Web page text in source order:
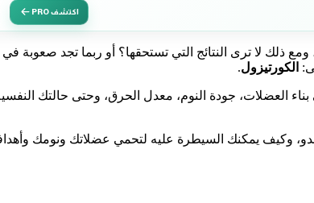
اكتشف PRO
ذلك لا ترى النتائج التي تستحقها؟ أو ربما تجد صعوبة في
الكورتيزول.
العضلات، جودة النوم، معدل الحرق، وحتى حالتك
وكيف يمكنك السيطرة عليه لتحمي عضلاتك ونومك